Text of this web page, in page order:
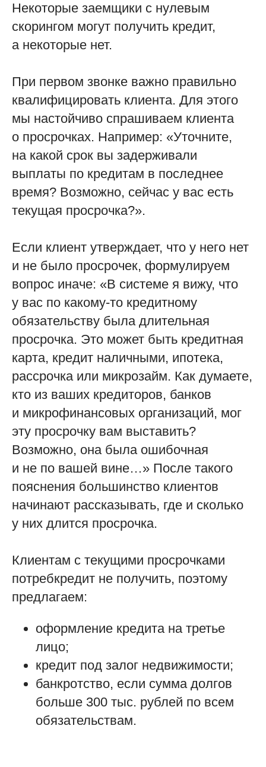
Некоторые заемщики с нулевым
скорингом могут получить кредит,
а некоторые нет.
При первом звонке важно правильно
квалифицировать клиента. Для этого
мы настойчиво спрашиваем клиента
о просрочках. Например: «Уточните,
на какой срок вы задерживали
выплаты по кредитам в последнее
время? Возможно, сейчас у вас есть
текущая просрочка?».
Если клиент утверждает, что у него нет
и не было просрочек, формулируем
вопрос иначе: «В системе я вижу, что
у вас по какому-то кредитному
обязательству была длительная
просрочка. Это может быть кредитная
карта, кредит наличными, ипотека,
рассрочка или микрозайм. Как думаете,
кто из ваших кредиторов, банков
и микрофинансовых организаций, мог
эту просрочку вам выставить?
Возможно, она была ошибочная
и не по вашей вине…» После такого
пояснения большинство клиентов
начинают рассказывать, где и сколько
у них длится просрочка.
Клиентам с текущими просрочками
потребкредит не получить, поэтому
предлагаем:
оформление кредита на третье
лицо;
кредит под залог недвижимости;
банкротство, если сумма долгов
больше 300 тыс. рублей по всем
обязательствам.